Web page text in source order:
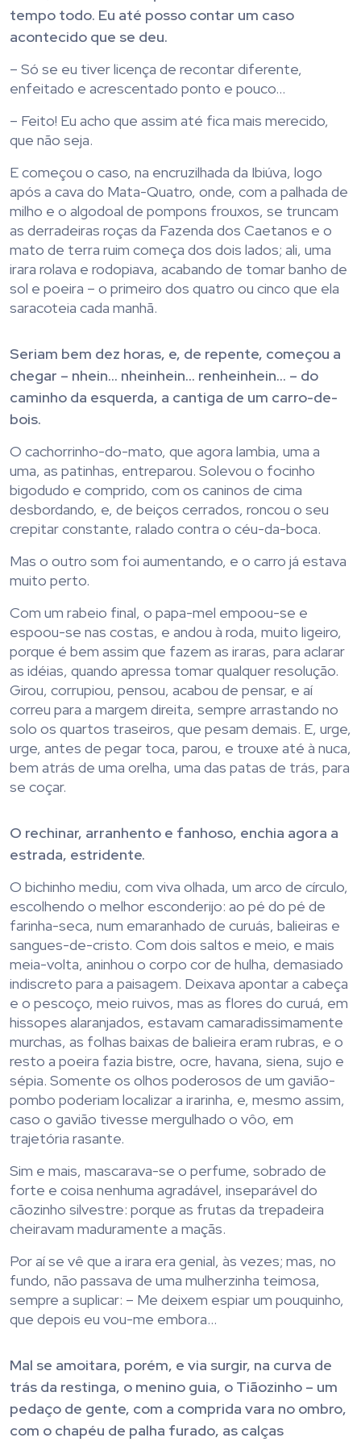
tempo todo. Eu até posso contar um caso
acontecido que se deu.
– Só se eu tiver licença de recontar diferente,
enfeitado e acrescentado ponto e pouco…
– Feito! Eu acho que assim até fica mais merecido,
que não seja.
E começou o caso, na encruzilhada da Ibiúva, logo
após a cava do Mata-Quatro, onde, com a palhada de
milho e o algodoal de pompons frouxos, se truncam
as derradeiras roças da Fazenda dos Caetanos e o
mato de terra ruim começa dos dois lados; ali, uma
irara rolava e rodopiava, acabando de tomar banho de
sol e poeira – o primeiro dos quatro ou cinco que ela
saracoteia cada manhã.
Seriam bem dez horas, e, de repente, começou a
chegar – nhein… nheinhein… renheinhein… – do
caminho da esquerda, a cantiga de um carro-de-
bois.
O cachorrinho-do-mato, que agora lambia, uma a
uma, as patinhas, entreparou. Solevou o focinho
bigodudo e comprido, com os caninos de cima
desbordando, e, de beiços cerrados, roncou o seu
crepitar constante, ralado contra o céu-da-boca.
Mas o outro som foi aumentando, e o carro já estava
muito perto.
Com um rabeio final, o papa-mel empoou-se e
espoou-se nas costas, e andou à roda, muito ligeiro,
porque é bem assim que fazem as iraras, para aclarar
as idéias, quando apressa tomar qualquer resolução.
Girou, corrupiou, pensou, acabou de pensar, e aí
correu para a margem direita, sempre arrastando no
solo os quartos traseiros, que pesam demais. E, urge,
urge, antes de pegar toca, parou, e trouxe até à nuca,
bem atrás de uma orelha, uma das patas de trás, para
se coçar.
O rechinar, arranhento e fanhoso, enchia agora a
estrada, estridente.
O bichinho mediu, com viva olhada, um arco de círculo,
escolhendo o melhor esconderijo: ao pé do pé de
farinha-seca, num emaranhado de curuás, balieiras e
sangues-de-cristo. Com dois saltos e meio, e mais
meia-volta, aninhou o corpo cor de hulha, demasiado
indiscreto para a paisagem. Deixava apontar a cabeça
e o pescoço, meio ruivos, mas as flores do curuá, em
hissopes alaranjados, estavam camaradissimamente
murchas, as folhas baixas de balieira eram rubras, e o
resto a poeira fazia bistre, ocre, havana, siena, sujo e
sépia. Somente os olhos poderosos de um gavião-
pombo poderiam localizar a irarinha, e, mesmo assim,
caso o gavião tivesse mergulhado o vôo, em
trajetória rasante.
Sim e mais, mascarava-se o perfume, sobrado de
forte e coisa nenhuma agradável, inseparável do
cãozinho silvestre: porque as frutas da trepadeira
cheiravam maduramente a maçãs.
Por aí se vê que a irara era genial, às vezes; mas, no
fundo, não passava de uma mulherzinha teimosa,
sempre a suplicar: – Me deixem espiar um pouquinho,
que depois eu vou-me embora…
Mal se amoitara, porém, e via surgir, na curva de
trás da restinga, o menino guia, o Tiãozinho – um
pedaço de gente, com a comprida vara no ombro,
com o chapéu de palha furado, as calças